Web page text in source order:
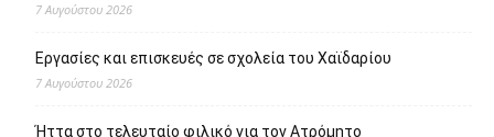
7 Αυγούστου 2026
Εργασίες και επισκευές σε σχολεία του Χαϊδαρίου
7 Αυγούστου 2026
Ήττα στο τελευταίο φιλικό για τον Ατρόμητο